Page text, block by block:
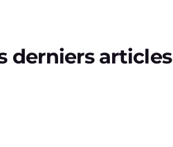
derniers articles